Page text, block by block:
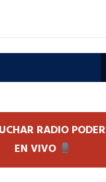
RADIO PODER
EN VIVO